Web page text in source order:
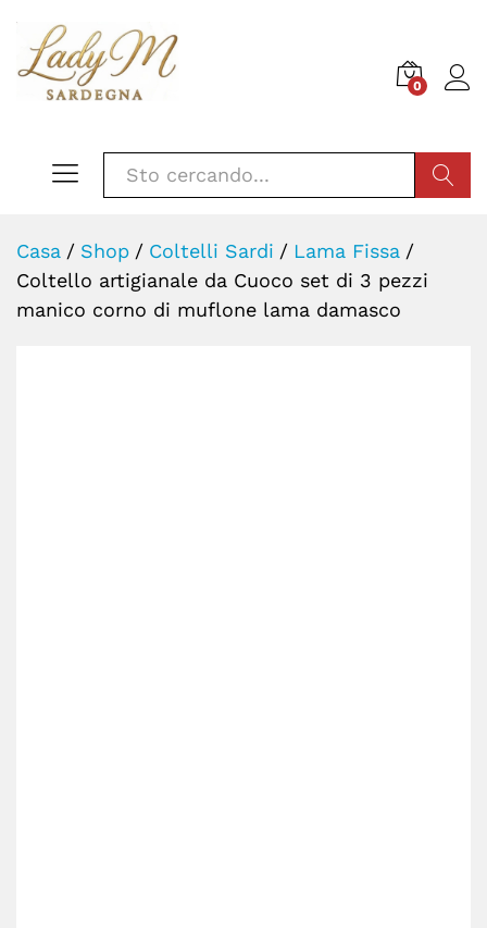
0
Casa / Shop / Coltelli Sardi / Lama Fissa /
Coltello artigianale da Cuoco set di 3 pezzi
manico corno di muflone lama damasco